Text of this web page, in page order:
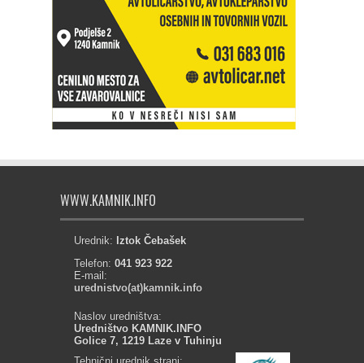
WWW.KAMNIK.INFO
Urednik: Iztok Čebašek
Telefon: 041 923 922
E-mail:
urednistvo(at)kamnik.info
Naslov uredništva:
Uredništvo KAMNIK.INFO
Golice 7, 1219 Laze v Tuhinju